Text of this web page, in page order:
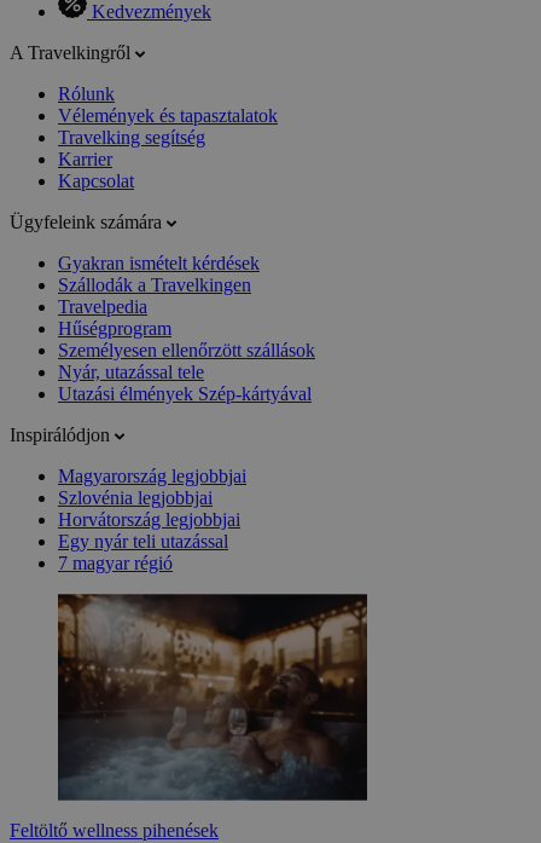
Kedvezmények
A Travelkingről
Rólunk
Vélemények és tapasztalatok
Travelking segítség
Karrier
Kapcsolat
Ügyfeleink számára
Gyakran ismételt kérdések
Szállodák a Travelkingen
Travelpedia
Hűségprogram
Személyesen ellenőrzött szállások
Nyár, utazással tele
Utazási élmények Szép-kártyával
Inspirálódjon
Magyarország legjobbjai
Szlovénia legjobbjai
Horvátország legjobbjai
Egy nyár teli utazással
7 magyar régió
Feltöltő wellness pihenések